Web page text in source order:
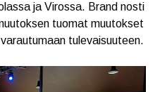
ja Virossa. Brand nosti
tuomat muutokset
tulevaisuuteen.